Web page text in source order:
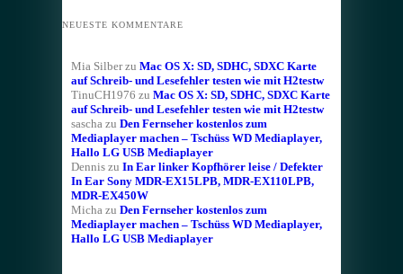
NEUESTE KOMMENTARE
Mia Silberzu Mac OS X: SD, SDHC, SDXC Karte
auf Schreib- und Lesefehler testen wie mit H2testw
TinuCH1976 zu Mac OS X: SD, SDHC, SDXC Karte
auf Schreib- und Lesefehler testen wie mit H2testw
saschazu Den Fernseher kostenlos zum
Mediaplayer machen – Tschüss WD Mediaplayer,
Hallo LG USB Mediaplayer
Denniszu In Ear linker Kopfhörer leise / Defekter
In Ear Sony MDR-EX15LPB, MDR-EX110LPB,
MDR-EX450W
Michazu Den Fernseher kostenlos zum
Mediaplayer machen – Tschüss WD Mediaplayer,
Hallo LG USB Mediaplayer